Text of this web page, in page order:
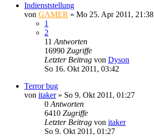
Indienststellung
von GAMER » Mo 25. Apr 2011, 21:38
1
2
11 Antworten
16990 Zugriffe
Letzter Beitrag von Dyson
So 16. Okt 2011, 03:42
Terror bug
von itaker» So 9. Okt 2011, 01:27
0 Antworten
6410 Zugriffe
Letzter Beitrag von itaker
So 9. Okt 2011, 01:27